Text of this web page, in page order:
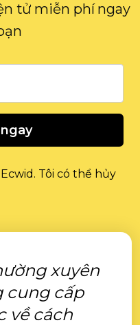
tử miễn phí ngay
Tôi có thể hủy
xuyên
cung cấp
về cách